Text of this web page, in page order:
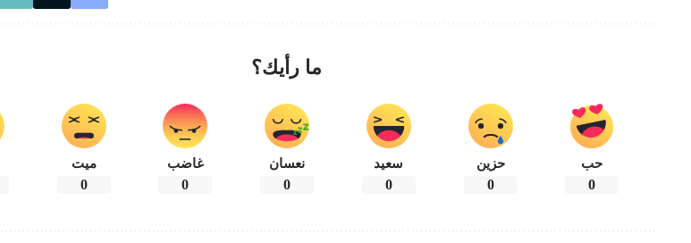
ما رأيك؟
حب
0
حزين
0
سعيد
0
نعسان
0
غاضب
0
ميت
0